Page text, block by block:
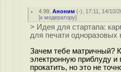
4.99 ,Аноним (-), 17:11, 14/10/
[к модератору]
> Идея для стартапа:
для печати одноразовых
Зачем тебе матричный?
электронную приблуду
прокатить, но это не